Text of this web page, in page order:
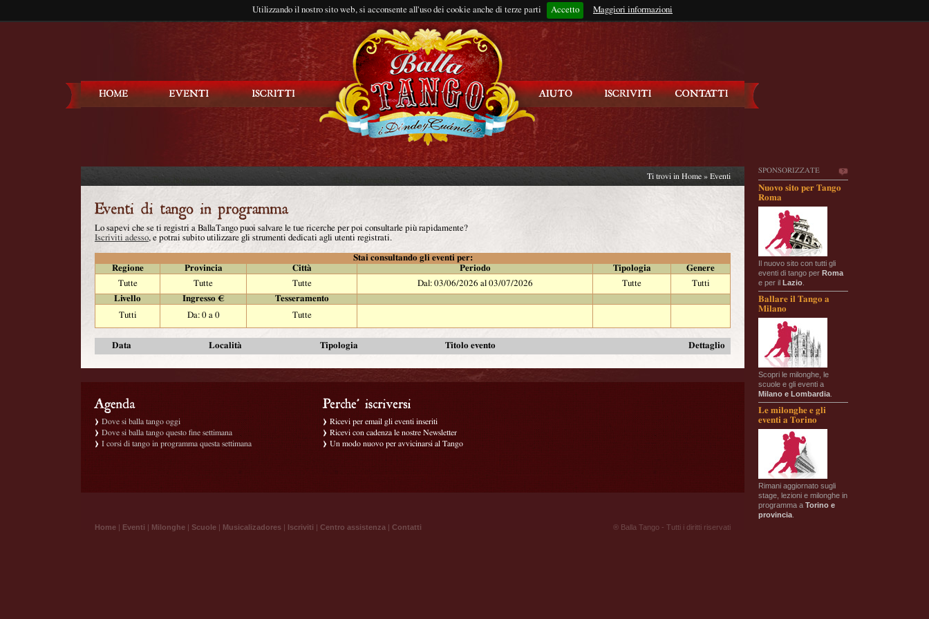
Utilizzando il nostro sito web, si acconsente all'uso dei cookie anche di terze parti Accetto Maggiori informazioni
Rimani connesso?
SPONSORIZZATE
Nuovo sito per Tango
Roma
Il nuovo sito con tutti gli
eventi di tango per Roma
e per il Lazio
Ballare il Tango a
Milano
Scopri le milonghe, le
scuole e gli eventi a
Milano e Lombardia
Le milonghe e gli
eventi a Torino
Rimani aggiornato sugli
stage, lezioni e milonghe in
programma a Torino e
provincia
Ti trovi in Home » Eventi
Lo sapevi che se ti registri a BallaTango puoi salvare le tue ricerche per poi consultarle più rapidamente?
Iscriviti adesso, e potrai subito utilizzare gli strumenti dedicati agli utenti registrati.
Stai consultando gli eventi per:
Regione
Provincia Città Periodo Tipologia
Genere
Tutte
Tutte Tutte Dal: 03/06/2026 al 03/07/2026 Tutte
Tutti
Livello
Ingresso €
Tesseramento
Tutti
Da: 0 a 0 Tutte
Data Località Tipologia Titolo evento Dettaglio
Dove si balla tango oggi
Dove si balla tango questo fine settimana
I corsi di tango in programma questa settimana
Ricevi per email gli eventi inseriti
Ricevi con cadenza le nostre Newsletter
Un modo nuovo per avvicinarsi al Tango
Home | Eventi | Milonghe | Scuole | Musicalizadores | Iscriviti | Centro assistenza | Contatti ® Balla Tango - Tutti i diritti riservati